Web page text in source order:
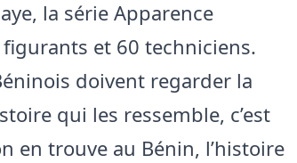
la série Apparence
et 60 techniciens.
doivent regarder la
qui les ressemble, c’est
en trouve au Bénin, l’histoire